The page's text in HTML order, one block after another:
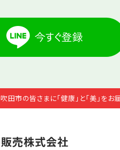
田市の皆さまに「健康」と「美」をお
売株式会社